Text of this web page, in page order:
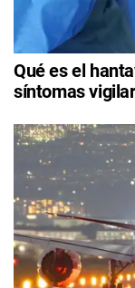
Qué es el
síntomas vigilar